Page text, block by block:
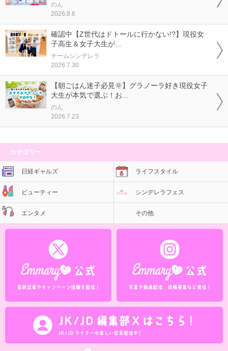
のん
2026.8.6
確認中【Z世代はドトールに行かない!?】現役女
子高生＆女子大生が...
チームシンデレラ
2026.7.30
【朝ごはん迷子必見🌞】グラノーラ好き現役女子
大生が本気で選ぶ！お...
のん
2026.7.23
カテゴリー
日経ギャルズ ライフスタイル
ビューティー シンデレラフェス
エンタメ その他